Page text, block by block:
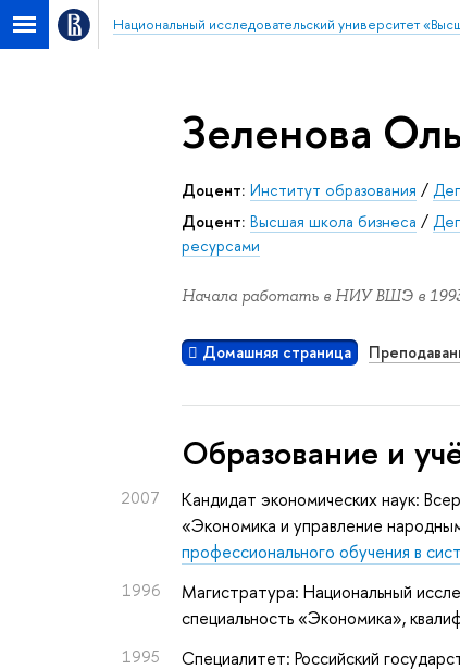
Национальный исследовательский университет
Зеленова
Доцент: Институт образования /
Доцент: Высшая школа бизнеса /
ресурсами
Начала работать в НИУ ВШЭ в 1993
Домашняя страница
Oбразование и
2007
Кандидат экономических наук:
«Экономика и управление
профессионального обучения в
1996
Магистратура: Национальный
специальность «Экономика»,
1995
Специалитет: Российский